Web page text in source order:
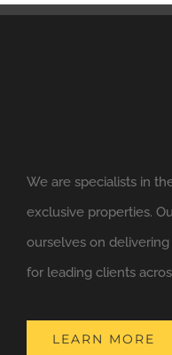
We are specialists in
exclusive properties.
ourselves on
for leading clients
LEARN MORE